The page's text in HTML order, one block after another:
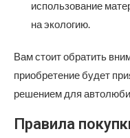
использование
на экологию.
Вам стоит обратить
приобретение будет
решением для
Правила